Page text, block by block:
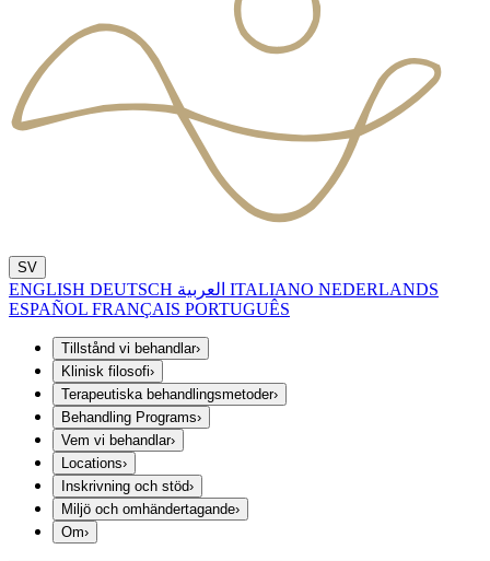
SV
ENGLISH DEUTSCH ITALIANO NEDERLANDS
ESPAÑOL FRANÇAIS PORTUGUÊS
Tillstånd vi behandlar›
Klinisk filosofi›
Terapeutiska behandlingsmetoder›
Behandling Programs›
Vem vi behandlar›
Locations›
Inskrivning och stöd›
Miljö och omhändertagande›
Om›